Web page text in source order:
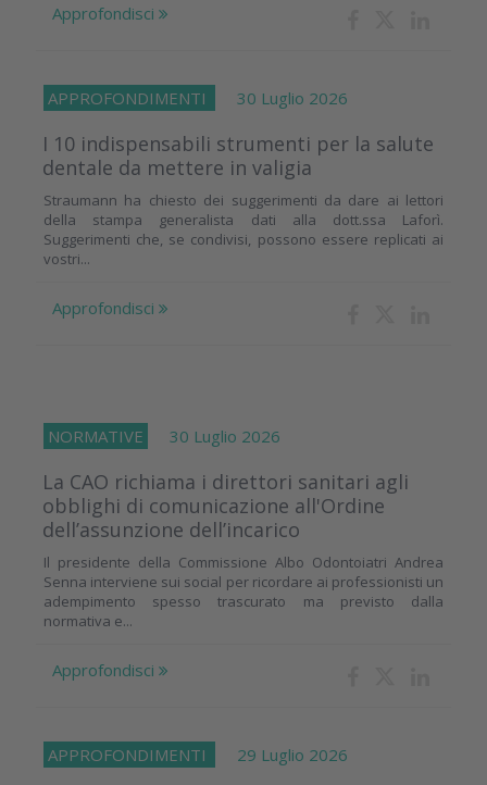
Approfondisci
APPROFONDIMENTI 30 Luglio 2026
I 10 indispensabili strumenti per la salute
dentale da mettere in valigia
Straumann ha chiesto dei suggerimenti da dare ai lettori
della stampa generalista dati alla dott.ssa Laforì.
Suggerimenti che, se condivisi, possono essere replicati ai
vostri...
Approfondisci
NORMATIVE 30 Luglio 2026
La CAO richiama i direttori sanitari agli
obblighi di comunicazione all'Ordine
dell’assunzione dell’incarico
Il presidente della Commissione Albo Odontoiatri Andrea
Senna interviene sui social per ricordare ai professionisti un
adempimento spesso trascurato ma previsto dalla
normativa e...
Approfondisci
APPROFONDIMENTI 29 Luglio 2026